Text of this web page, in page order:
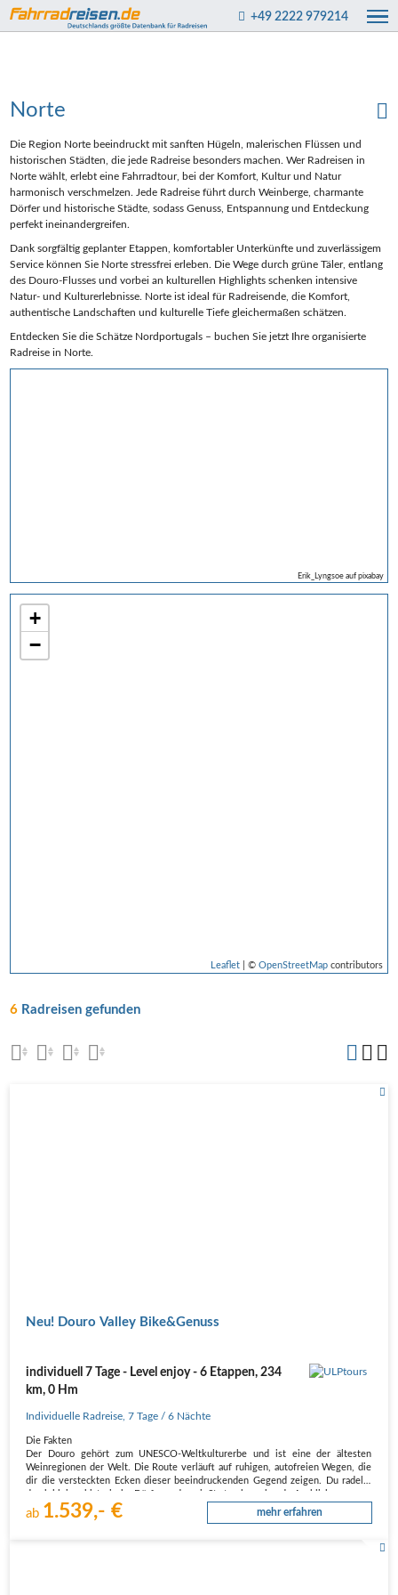
+49 2222 979214
Erik_Lyngsoe auf pixabay
+
−
Leaflet| © OpenStreetMapcontributors
Norte
Die Region Norte beeindruckt mit sanften Hügeln, malerischen Flüssen und
historischen Städten, die jede Radreise besonders machen. Wer Radreisen in
Norte wählt, erlebt eine Fahrradtour, bei der Komfort, Kultur und Natur
harmonisch verschmelzen. Jede Radreise führt durch Weinberge, charmante
Dörfer und historische Städte, sodass Genuss, Entspannung und Entdeckung
perfekt ineinandergreifen.
Dank sorgfältig geplanter Etappen, komfortabler Unterkünfte und zuverlässigem
Service können Sie Norte stressfrei erleben. Die Wege durch grüne Täler, entlang
des Douro-Flusses und vorbei an kulturellen Highlights schenken intensive
Natur- und Kulturerlebnisse. Norte ist ideal für Radreisende, die Komfort,
authentische Landschaften und kulturelle Tiefe gleichermaßen schätzen.
Entdecken Sie die Schätze Nordportugals – buchen Sie jetzt Ihre organisierte
Radreise in Norte.
6 Radreisen gefunden
Neu! Douro Valley Bike&Genuss
individuell 7 Tage - Level enjoy - 6 Etappen, 234
km, 0 Hm
Individuelle Radreise ,7 Tage / 6 Nächte
Die Fakten
Der Douro gehört zum UNESCO-Weltkulturerbe und ist eine der ältesten
Weinregionen der Welt. Die Route verläuft auf ruhigen, autofreien Wegen, die
dir die versteckten Ecken dieser beeindruckenden Gegend zeigen. Du radelst
ab 1.539,- € mehr erfahren